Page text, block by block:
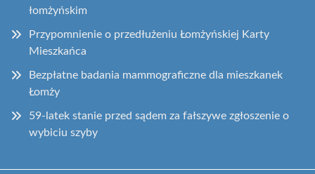
łomżyńskim
Przypomnienie o przedłużeniu Łomżyńskiej Karty
Mieszkańca
Bezpłatne badania mammograficzne dla mieszkanek
Łomży
59-latek stanie przed sądem za fałszywe zgłoszenie o
wybiciu szyby